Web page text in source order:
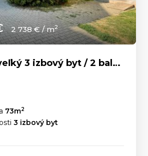
2 738 € / m2
3 izbový byt / 2 balkóny / Čermáň
73m2
3 izbový byt